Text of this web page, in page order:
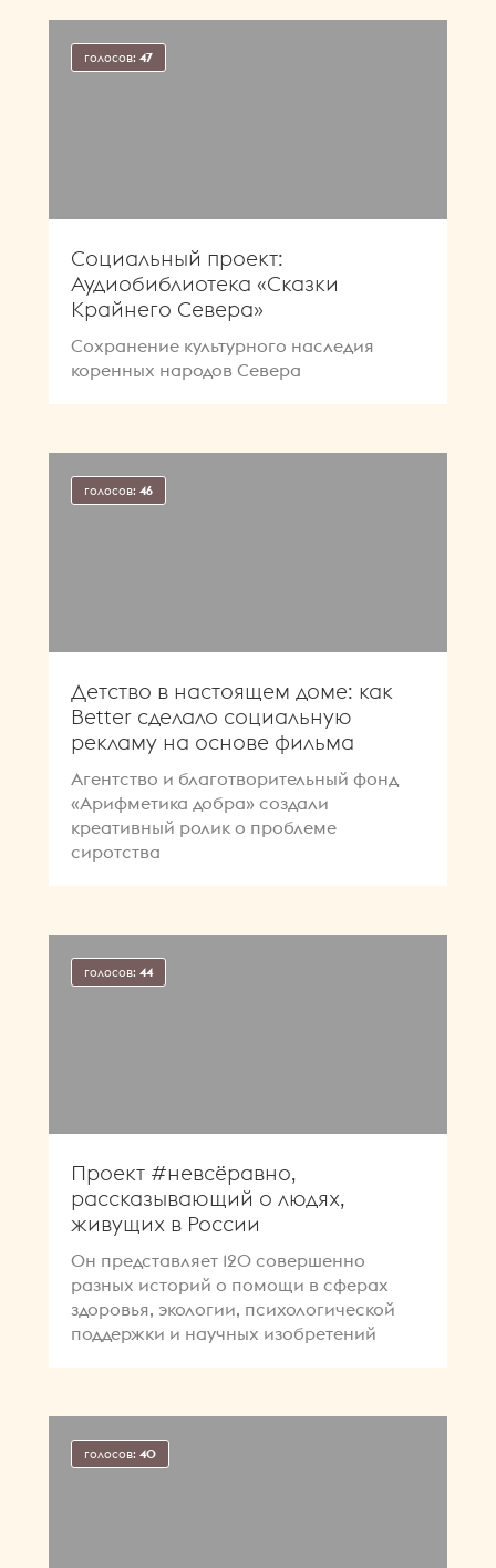
голосов: 47
Социальный проект:
Аудиобиблиотека «Сказки
Крайнего Севера»
Сохранение культурного наследия
коренных народов Севера
голосов: 46
Детство в настоящем доме: как
Better сделало социальную
рекламу на основе фильма
Агентство и благотворительный фонд
«Арифметика добра» создали
креативный ролик о проблеме
сиротства
голосов: 44
Проект #невсёравно,
рассказывающий о людях,
живущих в России
Он представляет 120 совершенно
разных историй о помощи в сферах
здоровья, экологии, психологической
поддержки и научных изобретений
голосов: 40